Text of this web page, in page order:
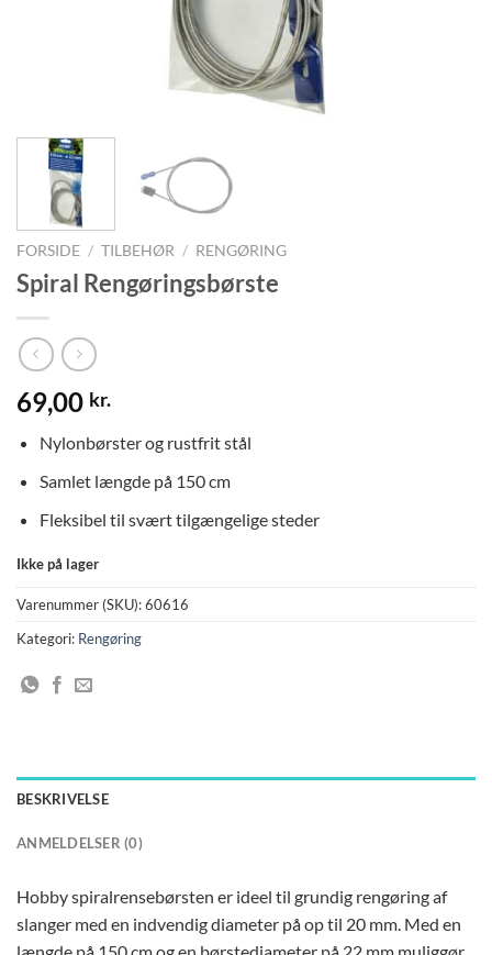
FORSIDE / TILBEHØR / RENGØRING
Spiral Rengøringsbørste
69,00 kr.
Nylonbørster og rustfrit stål
Samlet længde på 150 cm
Fleksibel til svært tilgængelige steder
Ikke på lager
Varenummer (SKU):60616
Kategori: Rengøring
BESKRIVELSE
ANMELDELSER (0)
Hobby spiralrensebørsten er ideel til grundig rengøring af
slanger med en indvendig diameter på op til 20 mm. Med en